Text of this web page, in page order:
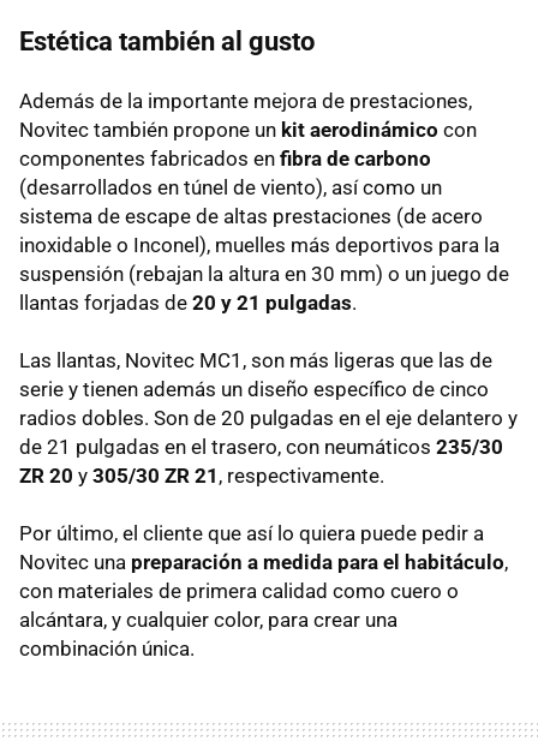
Estética también al gusto
Además de la importante mejora de prestaciones,
Novitec también propone un kit aerodinámico con
componentes fabricados en fibra de carbono
(desarrollados en túnel de viento), así como un
sistema de escape de altas prestaciones (de acero
inoxidable o Inconel), muelles más deportivos para la
suspensión (rebajan la altura en 30 mm) o un juego de
llantas forjadas de 20 y 21 pulgadas.
Las llantas, Novitec MC1, son más ligeras que las de
serie y tienen además un diseño específico de cinco
radios dobles. Son de 20 pulgadas en el eje delantero y
de 21 pulgadas en el trasero, con neumáticos 235/30
ZR 20 y 305/30 ZR 21 , respectivamente.
Por último, el cliente que así lo quiera puede pedir a
Novitec una preparación a medida para el habitáculo,
con materiales de primera calidad como cuero o
alcántara, y cualquier color, para crear una
combinación única.